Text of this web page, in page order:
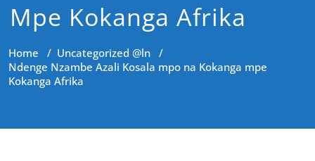
Mpe Kokanga Afrika
Home / Uncategorized @ln /
Ndenge Nzambe Azali Kosala mpo na Kokanga mpe
Kokanga Afrika